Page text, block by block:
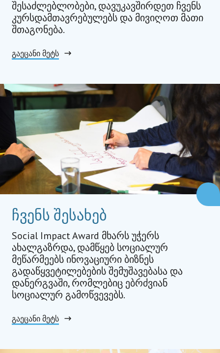
შესაძლებლობები, დავუკავშირდეთ ჩვენს
კურსდამთავრებულებს და მივიღოთ მათი
შთაგონება.
გაეცანი მეტს
ჩვენს შესახებ
Social Impact Award მხარს უჭერს
ახალგაზრდა, დამწყებ სოციალურ
მეწარმეებს ინოვაციური ბიზნეს
გადაწყვეტილებების შემუშავებასა და
დანერგვაში, რომლებიც ებრძვიან
სოციალურ გამოწვევებს.
გაეცანი მეტს